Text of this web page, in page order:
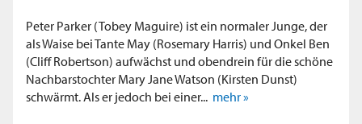
Peter Parker (Tobey Maguire) ist ein normaler Junge, der
als Waise bei Tante May (Rosemary Harris) und Onkel Ben
(Cliff Robertson) aufwächst und obendrein für die schöne
Nachbarstochter Mary Jane Watson (Kirsten Dunst)
schwärmt. Als er jedoch bei einer... mehr »